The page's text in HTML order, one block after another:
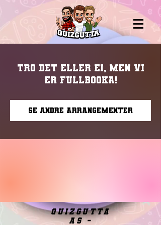
Tro det eller ei, men vi
er fullbooka!
Se andre arrangementer
quizgutta
as -